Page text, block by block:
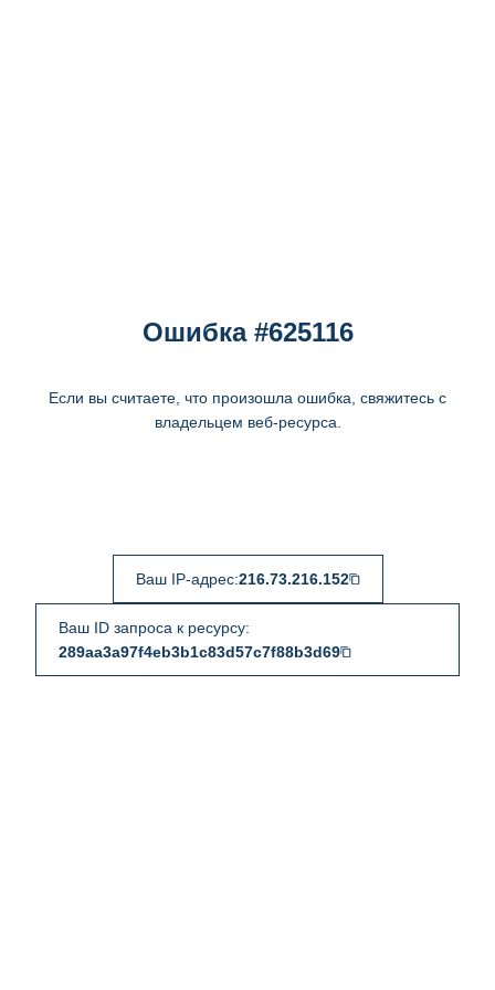
Ошибка #625116
Если вы считаете, что произошла ошибка, свяжитесь с
владельцем веб-ресурса.
Ваш IP-адрес:216.73.216.152
Ваш ID запроса к ресурсу:
289aa3a97f4eb3b1c83d57c7f88b3d69